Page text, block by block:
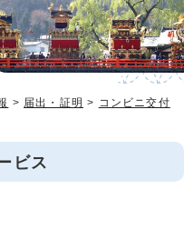
> 届出・証明 > コンビニ交付
ビス